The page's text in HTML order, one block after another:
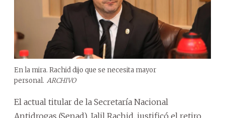
En la mira. Rachid dijo que se necesita mayor
personal. ARCHIVO
El actual titular de la Secretaría Nacional
Antidrogas (Senad), Jalil Rachid, justificó el retiro